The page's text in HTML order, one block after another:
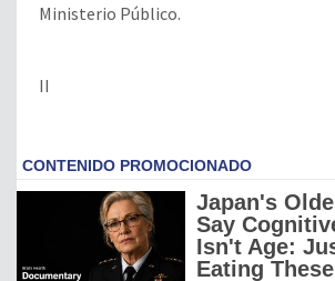
Ministerio Público.
II